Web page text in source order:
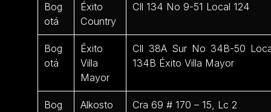
Bog
otá
Éxito
Country
Cll 134 No 9-51 Local 124
Bog
otá
Éxito
Villa
Mayor
Cll 38A Sur No 34B-50
134B Éxito Villa Mayor
Bog
Alkosto
Cra 69 # 170 – 15, Lc 2